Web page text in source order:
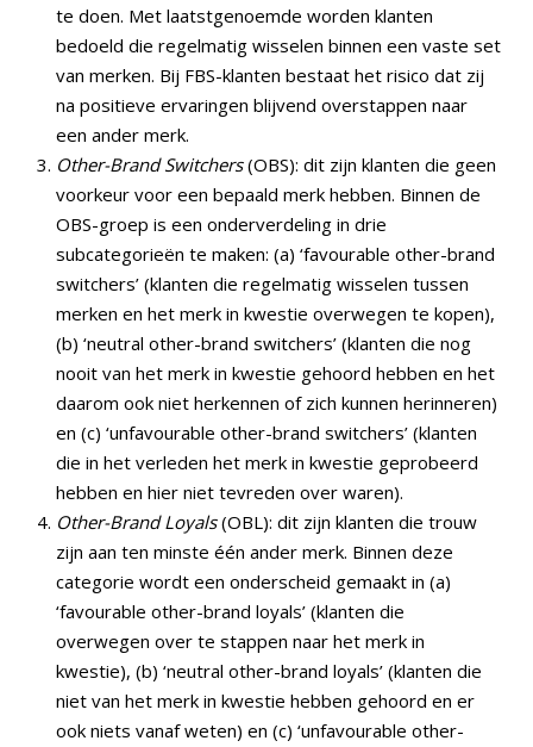
te doen. Met laatstgenoemde worden klanten
bedoeld die regelmatig wisselen binnen een vaste set
van merken. Bij FBS-klanten bestaat het risico dat zij
na positieve ervaringen blijvend overstappen naar
een ander merk.
Other-Brand Switchers(OBS): dit zijn klanten die geen
voorkeur voor een bepaald merk hebben. Binnen de
OBS-groep is een onderverdeling in drie
subcategorieën te maken: (a) ‘favourable other-brand
switchers’ (klanten die regelmatig wisselen tussen
merken en het merk in kwestie overwegen te kopen),
(b) ‘neutral other-brand switchers’ (klanten die nog
nooit van het merk in kwestie gehoord hebben en het
daarom ook niet herkennen of zich kunnen herinneren)
en (c) ‘unfavourable other-brand switchers’ (klanten
die in het verleden het merk in kwestie geprobeerd
hebben en hier niet tevreden over waren).
Other-Brand Loyals(OBL): dit zijn klanten die trouw
zijn aan ten minste één ander merk. Binnen deze
categorie wordt een onderscheid gemaakt in (a)
‘favourable other-brand loyals’ (klanten die
overwegen over te stappen naar het merk in
kwestie), (b) ‘neutral other-brand loyals’ (klanten die
niet van het merk in kwestie hebben gehoord en er
ook niets vanaf weten) en (c) ‘unfavourable other-